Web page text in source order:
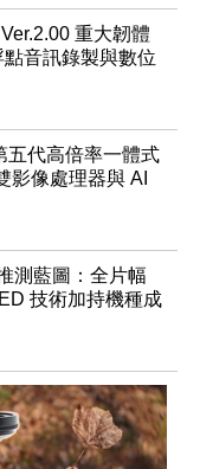
重大韌體
音訊錄製與數位
五代高倍率一體式
影像處理器與 AI
測藍圖：全片幅
技術加持機種成